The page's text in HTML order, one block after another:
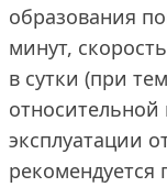
образования
минут,
в сутки (при
относительной
эксплуатации
рекомендуется